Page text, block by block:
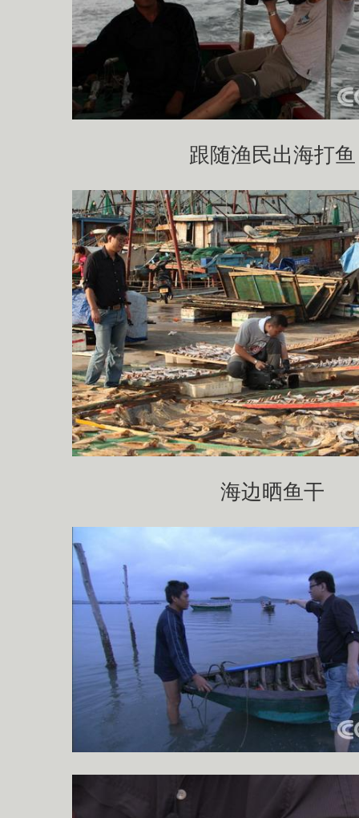
跟随渔民出海打鱼
海边晒鱼干